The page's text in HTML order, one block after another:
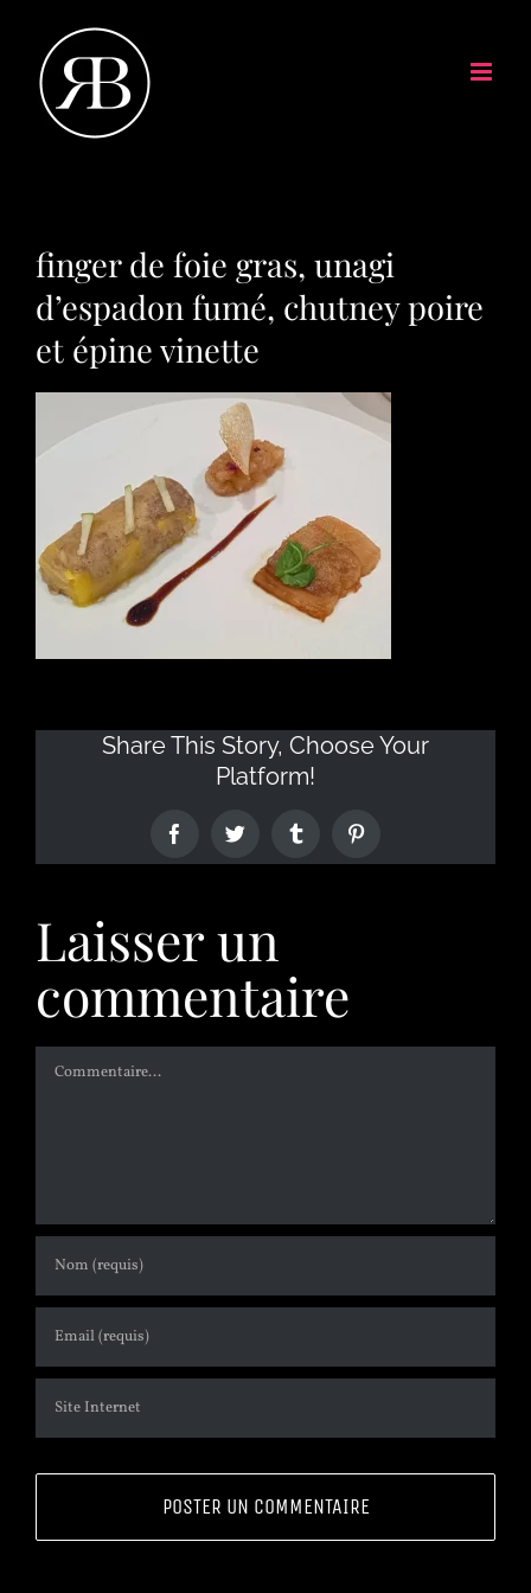
finger de foie gras, unagi
d’espadon fumé, chutney poire
et épine vinette
Share This Story, Choose Your
Platform!
Laisser un
commentaire